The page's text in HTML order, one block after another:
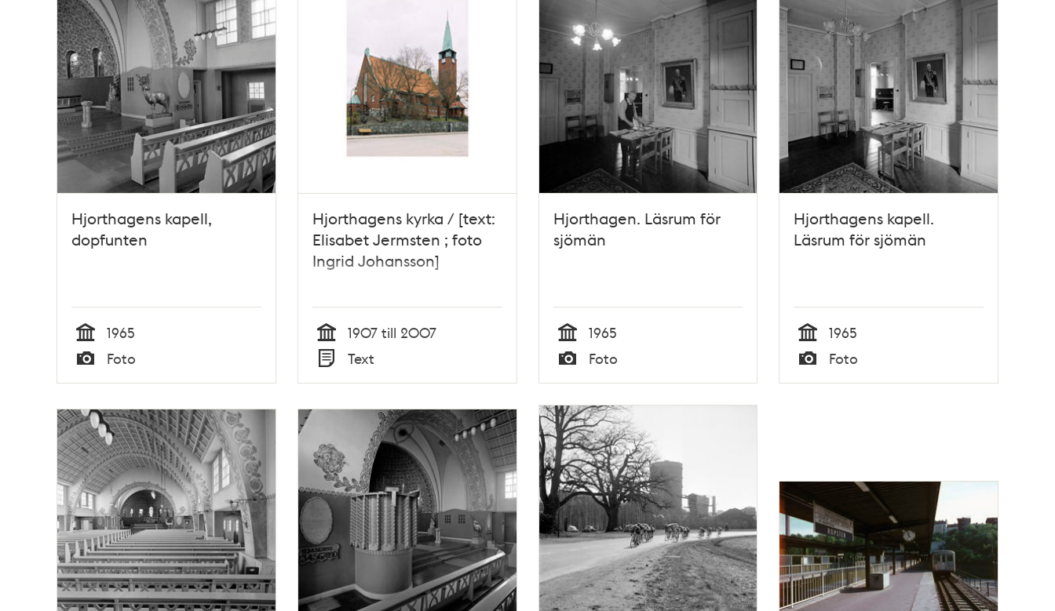
Hjorthagens kapell,
dopfunten
Tid
1965
Foto
Hjorthagens kyrka / [text:
Elisabet Jermsten ; foto
Ingrid Johansson]
Tid
1907 till 2007
Text
Hjorthagen. Läsrum för
sjömän
Tid
1965
Foto
Hjorthagens kapell.
Läsrum för sjömän
Tid
1965
Foto